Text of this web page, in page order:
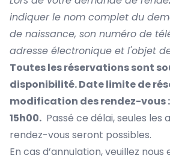
indiquer le nom complet du
de naissance, son numéro de
adresse électronique et l'objet
Toutes les réservations sont
disponibilité. Date limite de
modification des rendez-vous :
15h00. Passé ce délai, seules les
rendez-vous seront possibles.
En cas d’annulation, veuillez